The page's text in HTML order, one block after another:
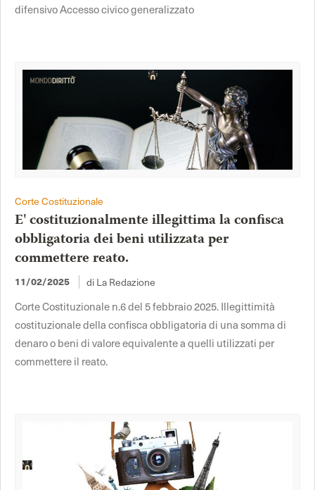
difensivo Accesso civico generalizzato
Corte Costituzionale
E' costituzionalmente illegittima la confisca
obbligatoria dei beni utilizzata per
commettere reato.
11/02/2025 di La Redazione
Corte Costituzionale n.6 del 5 febbraio 2025. Illegittimità
costituzionale della confisca obbligatoria di una somma di
denaro o beni di valore equivalente a quelli utilizzati per
commettere il reato.